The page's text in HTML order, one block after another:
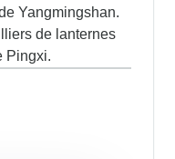
Yangmingshan.
de lanternes
Pingxi.